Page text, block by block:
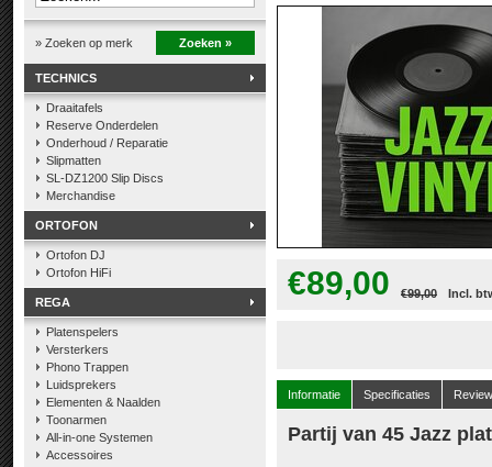
» Zoeken op merk Zoeken »
TECHNICS
Draaitafels
Reserve Onderdelen
Onderhoud / Reparatie
Slipmatten
SL-DZ1200 Slip Discs
Merchandise
ORTOFON
Ortofon DJ
Ortofon HiFi
REGA
Platenspelers
Versterkers
Phono Trappen
Luidsprekers
Elementen & Naalden
Toonarmen
All-in-one Systemen
Accessoires
€89,00 €99,00 Incl.
Informatie Specificaties
Partij van 45 Jazz